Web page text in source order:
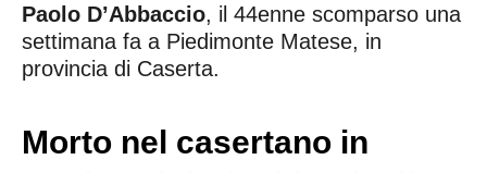
Paolo D’Abbaccio, il 44enne scomparso una
settimana fa a Piedimonte Matese, in
provincia di Caserta.
Morto nel casertano in